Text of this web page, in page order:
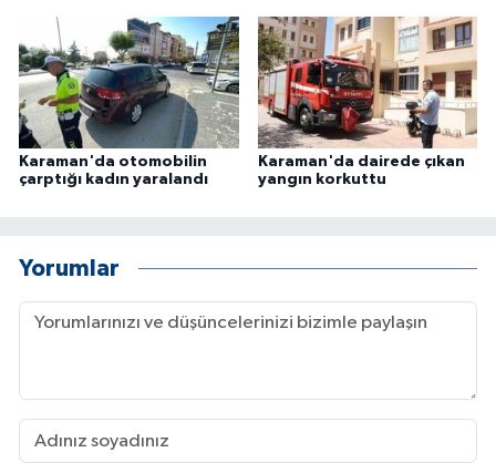
Karaman'da otomobilin
çarptığı kadın yaralandı
Karaman'da dairede çıkan
yangın korkuttu
Yorumlar